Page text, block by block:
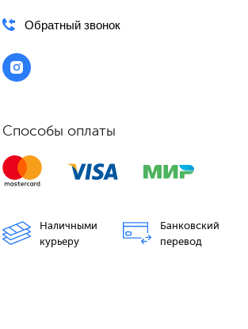
Обратный звонок
Способы оплаты
Наличными
курьеру
Банковский
перевод